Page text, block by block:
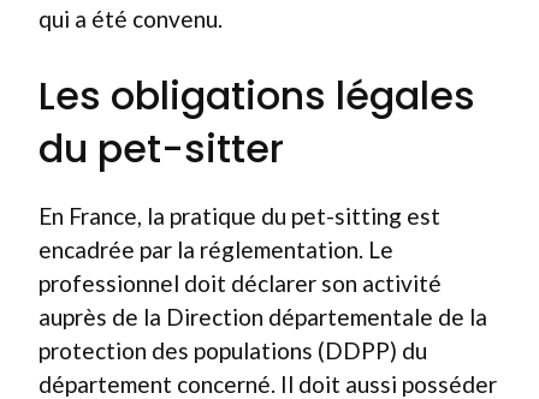
qui a été convenu.
Les obligations légales
du pet-sitter
En France, la pratique du pet-sitting est
encadrée par la réglementation. Le
professionnel doit déclarer son activité
auprès de la Direction départementale de la
protection des populations (DDPP) du
département concerné. Il doit aussi posséder